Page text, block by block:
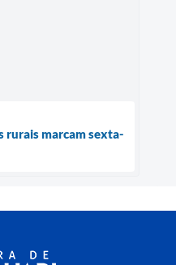
rurais marcam sexta-